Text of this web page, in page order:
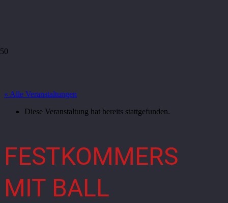
« Alle Veranstaltungen
Diese Veranstaltung hat bereits stattgefunden.
FESTKOMMERS
MIT BALL